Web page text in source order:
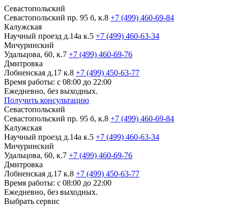
Севастопольский
Севастопольский пр. 95 б, к.8 +7 (499) 460-69-84
Калужская
Научный проезд д.14а к.5 +7 (499) 460-63-34
Мичуринский
Удальцова, 60, к.7 +7 (499) 460-69-76
Дмитровка
Лобненская д.17 к.8 +7 (499) 450-63-77
Время работы: с 08:00 до 22:00
Ежедневно, без выходных.
Получить консультацию
Севастопольский
Севастопольский пр. 95 б, к.8 +7 (499) 460-69-84
Калужская
Научный проезд д.14а к.5 +7 (499) 460-63-34
Мичуринский
Удальцова, 60, к.7 +7 (499) 460-69-76
Дмитровка
Лобненская д.17 к.8 +7 (499) 450-63-77
Время работы: с 08:00 до 22:00
Ежедневно, без выходных.
Выбрать сервис